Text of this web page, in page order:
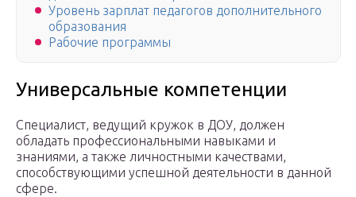
Уровень зарплат педагогов дополнительного
образования
Рабочие программы
Универсальные компетенции
Специалист, ведущий кружок в ДОУ, должен
обладать профессиональными навыками и
знаниями, а также личностными качествами,
способствующими успешной деятельности в данной
сфере.